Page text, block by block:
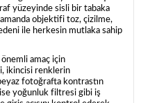
yüzeyinde sisli bir tabaka
objektifi toz, çizilme,
ile herkesin mutlaka sahip
amaç için
ikincisi renklerin
fotoğrafta kontrastın
yoğunluk filtresi gibi iş